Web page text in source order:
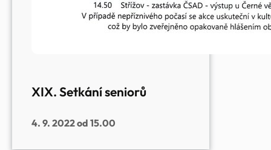
XIX. Setkání seniorů
4. 9. 2022 od 15.00